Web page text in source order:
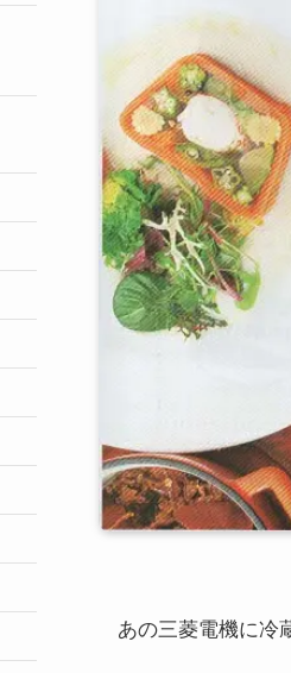
あの三菱電機に冷